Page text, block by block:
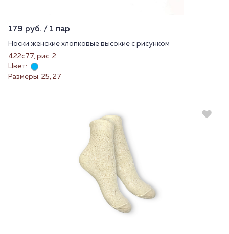
179 руб. / 1 пар
Носки женские хлопковые высокие с рисунком
422с77, рис. 2
Цвет:
Размеры: 25, 27